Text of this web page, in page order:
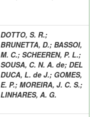
DOTTO, S. R.;
BRUNETTA, D.; BASSOI,
M. C.; SCHEEREN, P. L.;
SOUSA, C. N. A. de; DEL
DUCA, L. de J.; GOMES,
E. P.; MOREIRA, J. C. S.;
LINHARES, A. G.